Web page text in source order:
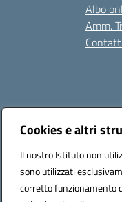
Cookies e altri
Il nostro Istituto non
sono utilizzati
corretto funzionamento
Albo
Amm.
Contatti
saic878008@pec.istruzione.it